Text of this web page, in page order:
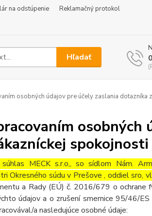
na odstúpenie
Reklamačný protokol
Hľadať
osobných údajov pre účely zaslania dotazníka
osobných
spokojnosti
MECK s.r.o,, so sídlom Nám.
Okresného súdu v Prešove , oddiel sro,
a Rady (EÚ) č. 2016/679 o ochrane
údajov a o zrušení smernice 95/46/
a nasledujúce osobné údaje: